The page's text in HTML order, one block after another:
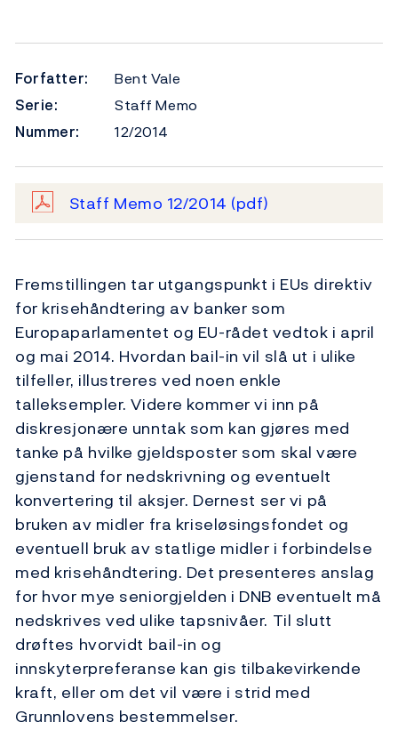
Forfatter:
Bent Vale
Serie:
Staff Memo
Nummer:
12/2014
Staff Memo 12/2014 (pdf)
Fremstillingen tar utgangspunkt i EUs direktiv
for krisehåndtering av banker som
Europaparlamentet og EU-rådet vedtok i april
og mai 2014. Hvordan bail-in vil slå ut i ulike
tilfeller, illustreres ved noen enkle
talleksempler. Videre kommer vi inn på
diskresjonære unntak som kan gjøres med
tanke på hvilke gjeldsposter som skal være
gjenstand for nedskrivning og eventuelt
konvertering til aksjer. Dernest ser vi på
bruken av midler fra kriseløsingsfondet og
eventuell bruk av statlige midler i forbindelse
med krisehåndtering. Det presenteres anslag
for hvor mye seniorgjelden i DNB eventuelt må
nedskrives ved ulike tapsnivåer. Til slutt
drøftes hvorvidt bail-in og
innskyterpreferanse kan gis tilbakevirkende
kraft, eller om det vil være i strid med
Grunnlovens bestemmelser.